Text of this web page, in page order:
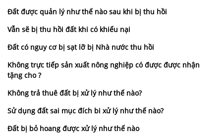
Đất được quản lý như thế nào sau khi bị thu hồi
Vẫn sẽ bị thu hồi đất khi có khiếu nại
Đất có nguy cơ bị sạt lỡ bị Nhà nước thu hồi
Không trực tiếp sản xuất nông nghiệp có được được nhận
tặng cho ?
Không trả thuê đất bị xử lý như thế nào?
Sử dụng đất sai mục đích bi xử lý như thế nào?
Đất bị bỏ hoang được xử lý như thế nào